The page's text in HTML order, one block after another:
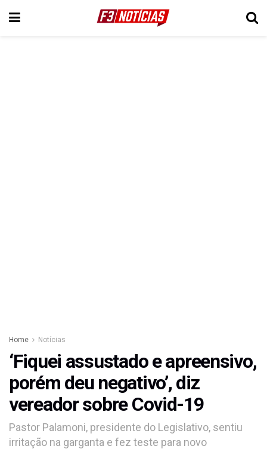
Home Notícias
‘Fiquei assustado e apreensivo,
porém deu negativo’, diz
vereador sobre Covid-19
Pastor Palamoni, presidente do Legislativo, sentiu
irritação na garganta e fez teste para novo